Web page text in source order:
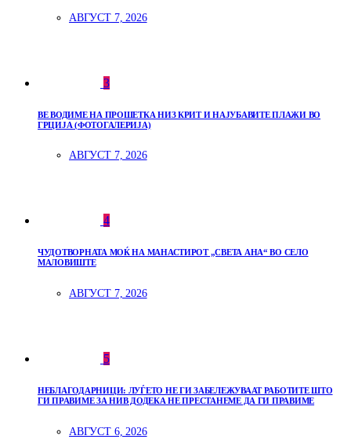
АВГУСТ 7, 2026
3
ВЕ ВОДИМЕ НА ПРОШЕТКА НИЗ КРИТ И НАЈУБАВИТЕ ПЛАЖИ ВО
ГРЦИЈА (ФОТОГАЛЕРИЈА)
АВГУСТ 7, 2026
4
ЧУДОТВОРНАТА МОЌ НА МАНАСТИРОТ „СВЕТА АНА“ ВО СЕЛО
МАЛОВИШТЕ
АВГУСТ 7, 2026
5
НЕБЛАГОДАРНИЦИ: ЛУЃЕТО НЕ ГИ ЗАБЕЛЕЖУВААТ РАБОТИТЕ ШТО
ГИ ПРАВИМЕ ЗА НИВ ДОДЕКА НЕ ПРЕСТАНЕМЕ ДА ГИ ПРАВИМЕ
АВГУСТ 6, 2026